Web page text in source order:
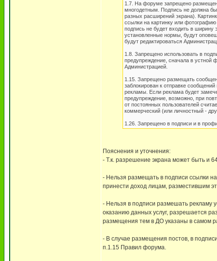
1.7. На форуме запрещено
многодетным. Подпись не должна
разных расширений экрана).
ссылки на картинку или
подпись не будет входить в ширину
установленные нормы, будут
будут редактироваться
1.8. Запрещено использовать в
предупреждение, сначала в устной
Администрацией.
1.15. Запрещено размещать
заблокирован к отправке
рекламы. Если реклама будет
предупреждение, возможно, при
от постоянных пользователей
коммерческий (или личностный -
1.26. Запрещено в подписи и в
Пояснения и уточнения:
- Т.к. разрешение экрана может быть и
- Нельзя размещать в подписи ссылки
принести доход лицам, разместившим
- Нельзя в подписи размешать рекламу
оказанию данных услуг, разрешается
размещения тем в ДО указаны в самом
- В случае размещения постов, в
п.1.15 Правил форума.